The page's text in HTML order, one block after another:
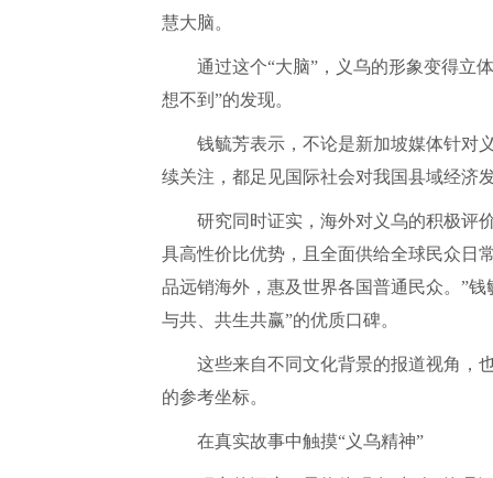
慧大脑。
通过这个“大脑”，义乌的形象变得立
想不到”的发现。
钱毓芳表示，不论是新加坡媒体针对
续关注，都足见国际社会对我国县域经济
研究同时证实，海外对义乌的积极评
具高性价比优势，且全面供给全球民众日
品远销海外，惠及世界各国普通民众。”
与共、共生共赢”的优质口碑。
这些来自不同文化背景的报道视角，
的参考坐标。
在真实故事中触摸“义乌精神”